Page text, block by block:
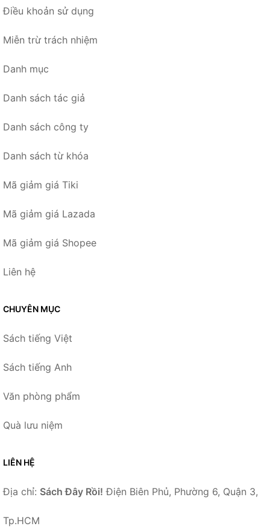
Điều khoản sử dụng
Miễn trừ trách nhiệm
Danh mục
Danh sách tác giả
Danh sách công ty
Danh sách từ khóa
Mã giảm giá Tiki
Mã giảm giá Lazada
Mã giảm giá Shopee
Liên hệ
CHUYÊN MỤC
Sách tiếng Việt
Sách tiếng Anh
Văn phòng phẩm
Quà lưu niệm
LIÊN HỆ
Địa chỉ: Sách Đây Rồi! Điện Biên Phủ, Phường 6, Quận 3,
Tp.HCM